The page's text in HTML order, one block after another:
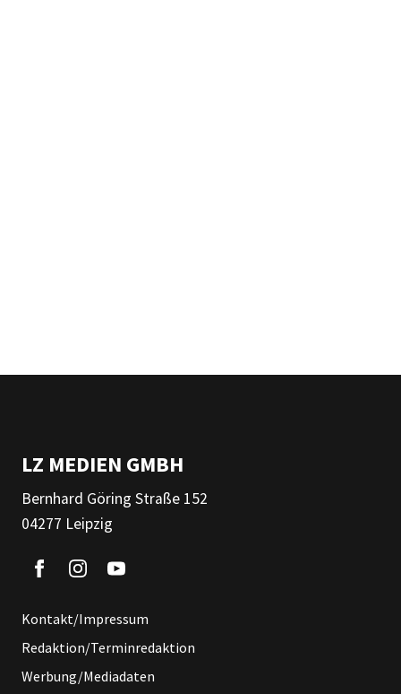
LZ MEDIEN GMBH
Bernhard Göring Straße 152
04277 Leipzig
Kontakt/Impressum
Redaktion/Terminredaktion
Werbung/Mediadaten